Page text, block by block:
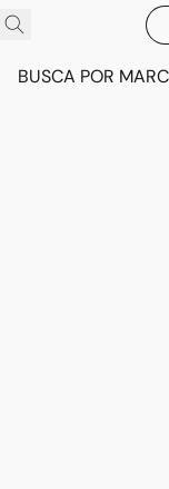
BUSCA POR